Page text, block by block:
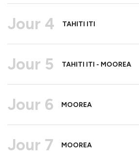
Jour 4 TAHITI ITI
Jour 5 TAHITI ITI - MOOREA
Jour 6 MOOREA
Jour 7 MOOREA